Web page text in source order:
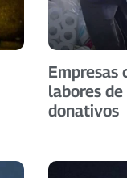
Empresas
labores
donativos